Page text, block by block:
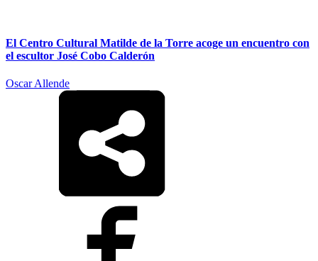
El Centro Cultural Matilde de la Torre acoge un encuentro con
el escultor José Cobo Calderón
Oscar Allende